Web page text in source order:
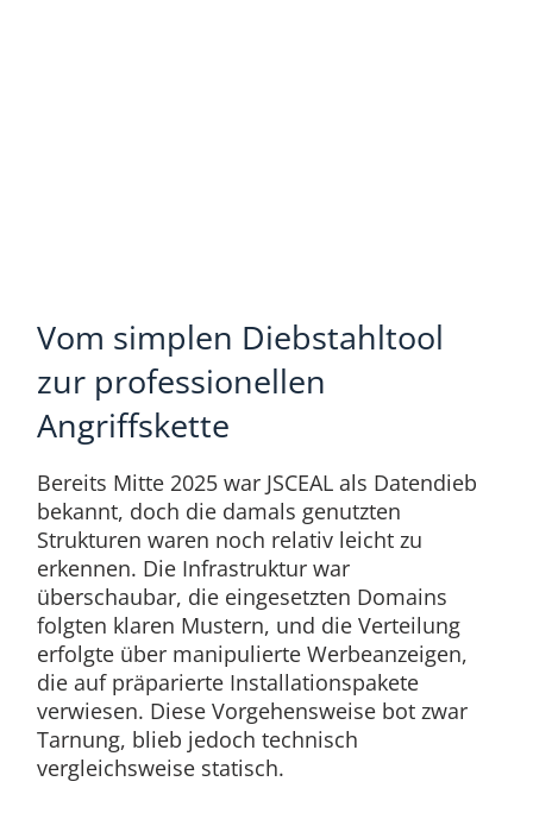
Vom simplen Diebstahltool
zur professionellen
Angriffskette
Bereits Mitte 2025 war JSCEAL als Datendieb
bekannt, doch die damals genutzten
Strukturen waren noch relativ leicht zu
erkennen. Die Infrastruktur war
überschaubar, die eingesetzten Domains
folgten klaren Mustern, und die Verteilung
erfolgte über manipulierte Werbeanzeigen,
die auf präparierte Installationspakete
verwiesen. Diese Vorgehensweise bot zwar
Tarnung, blieb jedoch technisch
vergleichsweise statisch.